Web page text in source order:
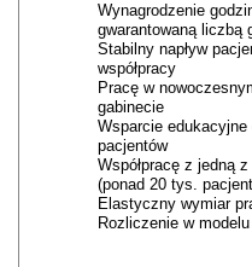
Wynagrodzenie
gwarantowaną liczbą
Stabilny napływ
współpracy
Pracę w
gabinecie
Wsparcie edukacyjne
pacjentów
Współpracę z jedną
(ponad 20 tys.
Elastyczny wymiar
Rozliczenie w